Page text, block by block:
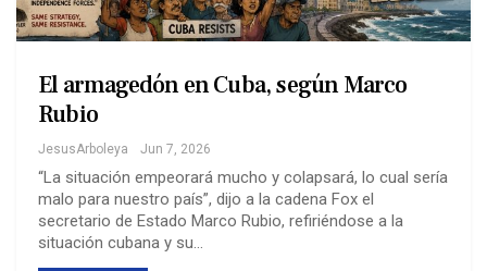
El armagedón en Cuba, según Marco
Rubio
JesusArboleya Jun 7, 2026
“La situación empeorará mucho y colapsará, lo cual sería
malo para nuestro país”, dijo a la cadena Fox el
secretario de Estado Marco Rubio, refiriéndose a la
situación cubana y su…